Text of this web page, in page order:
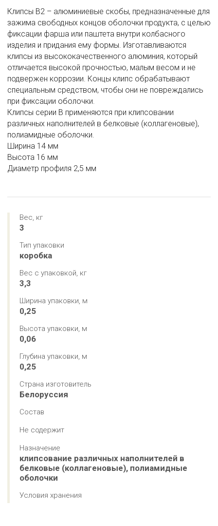
Клипсы В2 – алюминиевые скобы, предназначенные для
зажима свободных концов оболочки продукта, с целью
фиксации фарша или паштета внутри колбасного
изделия и придания ему формы. Изготавливаются
клипсы из высококачественного алюминия, который
отличается высокой прочностью, малым весом и не
подвержен коррозии. Концы клипс обрабатывают
специальным средством, чтобы они не повреждались
при фиксации оболочки.
Клипсы серии В применяются при клипсовании
различных наполнителей в белковые (коллагеновые),
полиамидные оболочки.
Ширина 14 мм
Высота 16 мм
Диаметр профиля 2,5 мм
Вес, кг
3
Тип упаковки
коробка
Вес с упаковкой, кг
3,3
Ширина упаковки, м
0,25
Высота упаковки, м
0,06
Глубина упаковки, м
0,25
Страна изготовитель
Белоруссия
Состав
Не содержит
Назначение
клипсование различных наполнителей в
белковые (коллагеновые), полиамидные
оболочки
Условия хранения